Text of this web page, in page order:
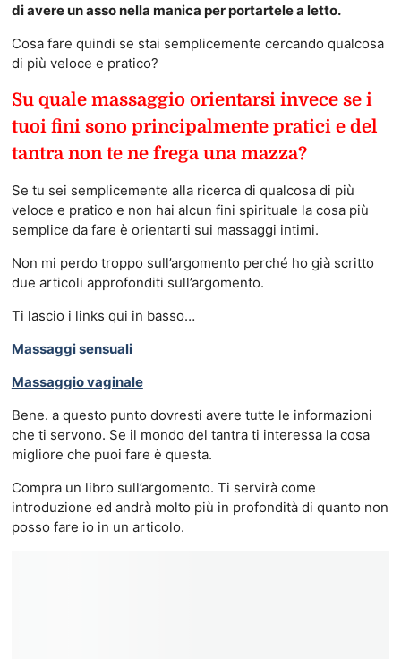
di avere un asso nella manica per portartele a letto.
Cosa fare quindi se stai semplicemente cercando qualcosa
di più veloce e pratico?
Su quale massaggio orientarsi invece se i
tuoi fini sono principalmente pratici e del
tantra non te ne frega una mazza?
Se tu sei semplicemente alla ricerca di qualcosa di più
veloce e pratico e non hai alcun fini spirituale la cosa più
semplice da fare è orientarti sui massaggi intimi.
Non mi perdo troppo sull’argomento perché ho già scritto
due articoli approfonditi sull’argomento.
Ti lascio i links qui in basso…
Massaggi sensuali
Massaggio vaginale
Bene. a questo punto dovresti avere tutte le informazioni
che ti servono. Se il mondo del tantra ti interessa la cosa
migliore che puoi fare è questa.
Compra un libro sull’argomento. Ti servirà come
introduzione ed andrà molto più in profondità di quanto non
posso fare io in un articolo.